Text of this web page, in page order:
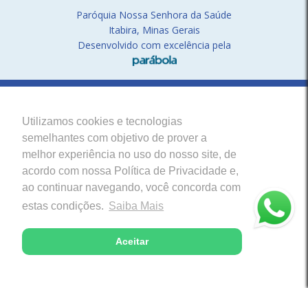
Utilizamos cookies e tecnologias
semelhantes com objetivo de prover a
melhor experiência no uso do nosso site, de
acordo com nossa Política de Privacidade e,
ao continuar navegando, você concorda com
estas condições. Saiba Mais
Aceitar
Paróquia Nossa Senhora da Saúde
Itabira, Minas Gerais
Desenvolvido com excelência pela